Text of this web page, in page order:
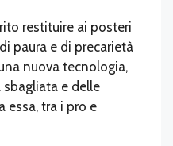
restituire ai posteri
paura e di precarietà
nuova tecnologia,
sbagliata e delle
essa, tra i pro e